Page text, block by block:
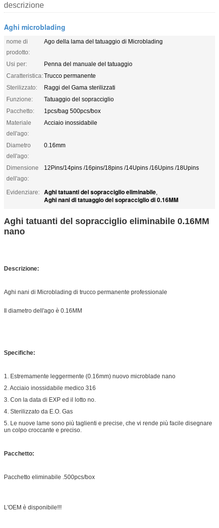
descrizione
Aghi microblading
nome di
prodotto:
Ago della lama del tatuaggio di Microblading
Usi per:
Penna del manuale del tatuaggio
Caratteristica:Trucco permanente
Sterilizzato:
Raggi del Gama sterilizzati
Funzione:
Tatuaggio del sopracciglio
Pacchetto:
1pcs/bag 500pcs/box
Materiale
dell'ago:
Acciaio inossidabile
Diametro
dell'ago:
0.16mm
Dimensione
dell'ago:
12Pins/14pins /16pins/18pins /14Upins /16Upins /18Upins
Evidenziare: Aghi tatuanti del sopracciglio eliminabile,
Aghi nani di tatuaggio del sopracciglio di 0.16MM
Aghi tatuanti del sopracciglio eliminabile 0.16MM
nano
Descrizione:
Aghi nani di Microblading di trucco permanente professionale
Il diametro dell'ago è 0.16MM
Specifiche:
1. Estremamente leggermente (0.16mm) nuovo microblade nano
2. Acciaio inossidabile medico 316
3. Con la data di EXP ed il lotto no.
4. Sterilizzato da E.O. Gas
5. Le nuove lame sono più taglienti e precise, che vi rende più facile disegnare
un colpo croccante e preciso.
Pacchetto:
Pacchetto eliminabile .500pcs/box
L'OEM è disponibile!!!